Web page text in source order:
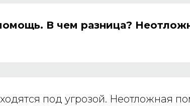
В чем разница?
под угрозой. Неотложная